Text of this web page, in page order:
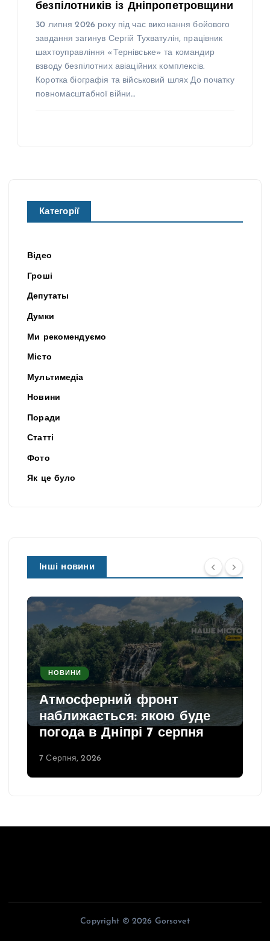
безпілотників із Дніпропетровщини
30 липня 2026 року під час виконання бойового
завдання загинув Сергій Тухватулін, працівник
шахтоуправління «Тернівське» та командир
взводу безпілотних авіаційних комплексів.
Коротка біографія та військовий шлях До початку
повномасштабної війни…
Категорії
Відео
Гроші
Депутаты
Думки
Ми рекомендуємо
Місто
Мультимедіа
Новини
Поради
Статті
Фото
Як це було
Інші новини
НОВИНИ
Атмосферний фронт
наближається: якою буде
погода в Дніпрі 7 серпня
7 Серпня, 2026
Copyright © 2026 Gorsovet